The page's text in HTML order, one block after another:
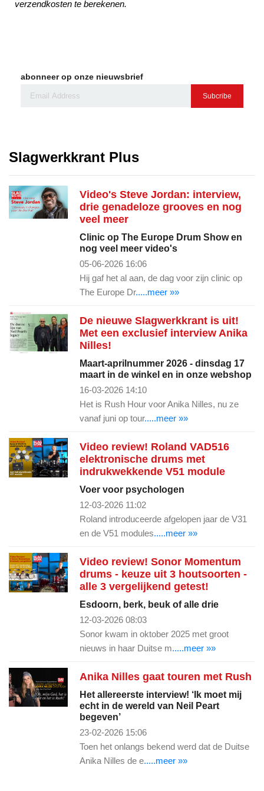
verzendkosten te berekenen.
abonneer op onze nieuwsbrief
Subcribe
Slagwerkkrant Plus
Video's Steve Jordan: interview,
drie genadeloze grooves en nog
veel meer
Clinic op The Europe Drum Show en
nog veel meer video's
05-06-2026 16:06
Hij gaf het al aan, de dag voor zijn clinic op
The Europe Dr.....meer »»
De nieuwe Slagwerkkrant is uit!
Met een exclusief interview Anika
Nilles!
Maart-aprilnummer 2026 - dinsdag 17
maart in de winkel en in onze webshop
16-03-2026 14:10
Het is Rush Hour voor Anika Nilles, nu ze
vanaf juni op tour.....meer »»
Video review! Roland VAD516
elektronische drums met
indrukwekkende V51 module
Voer voor psychologen
12-03-2026 11:02
Roland introduceerde afgelopen jaar de V31
en de V51 modules.....meer »»
Video review! Sonor Momentum
drums - keuze uit 3 houtsoorten -
alle 3 vergelijkend getest!
Esdoorn, berk, beuk of alle drie
12-03-2026 08:03
Sonor kwam in oktober 2025 met groot
nieuws in haar Duitse m.....meer »»
Anika Nilles gaat touren met Rush
Het allereerste interview! ‘Ik moet mij
echt in de wereld van Neil Peart
begeven’
23-02-2026 15:06
Toen het onlangs bekend werd dat de Duitse
Anika Nilles de e.....meer »»